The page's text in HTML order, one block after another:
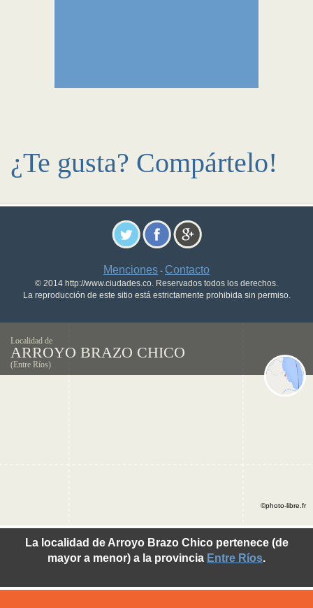
¿Te gusta? Compártelo!
Menciones - Contacto
© 2014 http://www.ciudades.co. Reservados todos los derechos.
La reproducción de este sitio está estrictamente prohibida sin permiso.
Localidad de
ARROYO BRAZO CHICO
(Entre Ríos)
La localidad de Arroyo Brazo Chico pertenece (de
mayor a menor) a la provincia Entre Ríos.
©photo-libre.fr